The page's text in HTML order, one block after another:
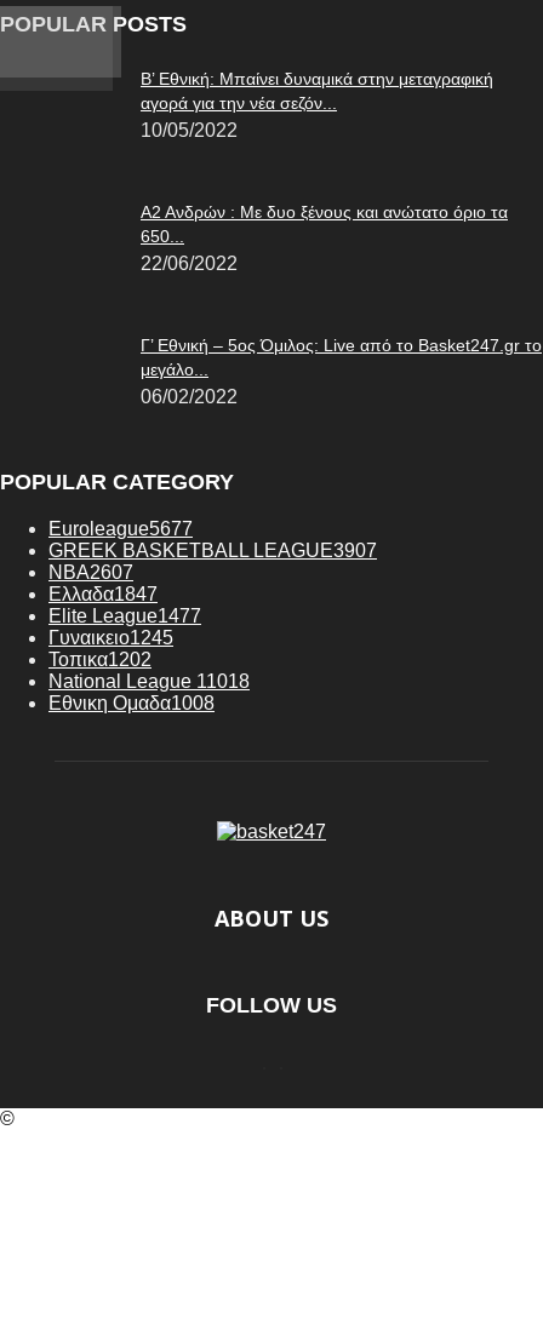
POPULAR POSTS
Β’ Εθνική: Μπαίνει δυναμικά στην μεταγραφική
αγορά για την νέα σεζόν...
10/05/2022
Α2 Ανδρών : Με δυο ξένους και ανώτατο όριο τα
650...
22/06/2022
Γ’ Εθνική – 5ος Όμιλος: Live από το Basket247.gr το
μεγάλο...
06/02/2022
POPULAR CATEGORY
Euroleague5677
GREEK BASKETBALL LEAGUE3907
NBA2607
Ελλαδα1847
Elite League1477
Γυναικειο1245
Τοπικα1202
National League 11018
Εθνικη Ομαδα1008
ABOUT US
FOLLOW US
©